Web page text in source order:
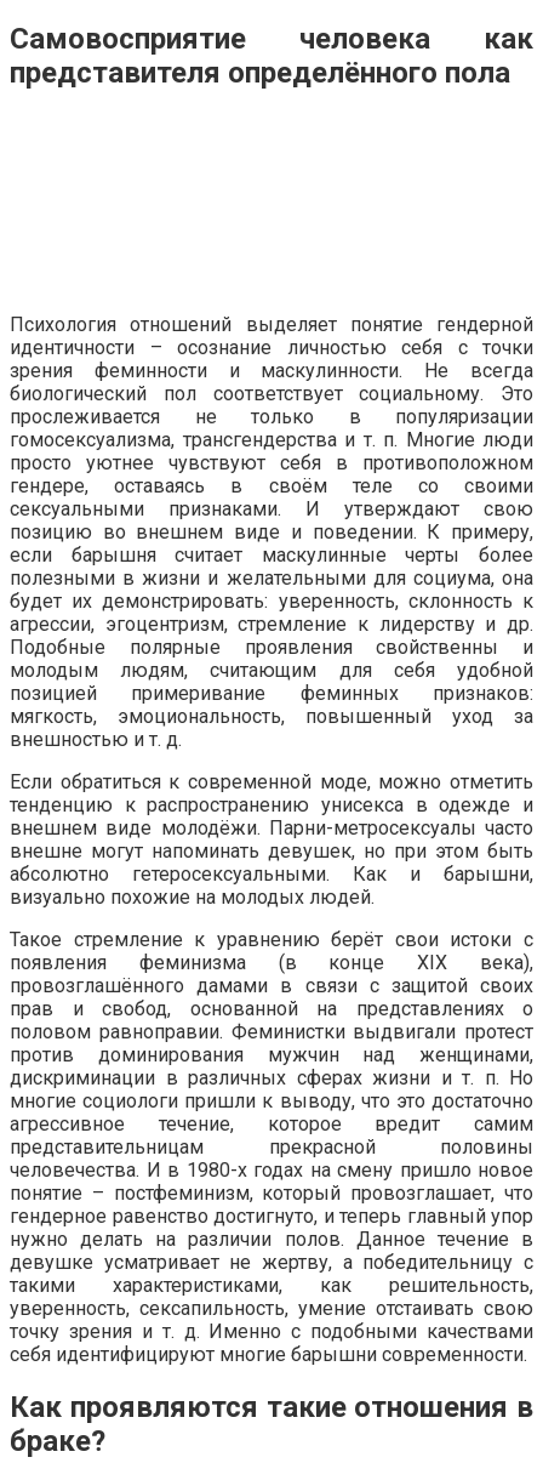
Самовосприятие человека как
представителя определённого пола
Психология отношений выделяет понятие гендерной
идентичности – осознание личностью себя с точки
зрения феминности и маскулинности. Не всегда
биологический пол соответствует социальному. Это
прослеживается не только в популяризации
гомосексуализма, трансгендерства и т. п. Многие люди
просто уютнее чувствуют себя в противоположном
гендере, оставаясь в своём теле со своими
сексуальными признаками. И утверждают свою
позицию во внешнем виде и поведении. К примеру,
если барышня считает маскулинные черты более
полезными в жизни и желательными для социума, она
будет их демонстрировать: уверенность, склонность к
агрессии, эгоцентризм, стремление к лидерству и др.
Подобные полярные проявления свойственны и
молодым людям, считающим для себя удобной
позицией примеривание феминных признаков:
мягкость, эмоциональность, повышенный уход за
внешностью и т. д.
Если обратиться к современной моде, можно отметить
тенденцию к распространению унисекса в одежде и
внешнем виде молодёжи. Парни-метросексуалы часто
внешне могут напоминать девушек, но при этом быть
абсолютно гетеросексуальными. Как и барышни,
визуально похожие на молодых людей.
Такое стремление к уравнению берёт свои истоки с
появления феминизма (в конце XIX века),
провозглашённого дамами в связи с защитой своих
прав и свобод, основанной на представлениях о
половом равноправии. Феминистки выдвигали протест
против доминирования мужчин над женщинами,
дискриминации в различных сферах жизни и т. п. Но
многие социологи пришли к выводу, что это достаточно
агрессивное течение, которое вредит самим
представительницам прекрасной половины
человечества. И в 1980-х годах на смену пришло новое
понятие – постфеминизм, который провозглашает, что
гендерное равенство достигнуто, и теперь главный упор
нужно делать на различии полов. Данное течение в
девушке усматривает не жертву, а победительницу с
такими характеристиками, как решительность,
уверенность, сексапильность, умение отстаивать свою
точку зрения и т. д. Именно с подобными качествами
себя идентифицируют многие барышни современности.
Как проявляются такие отношения в
браке?